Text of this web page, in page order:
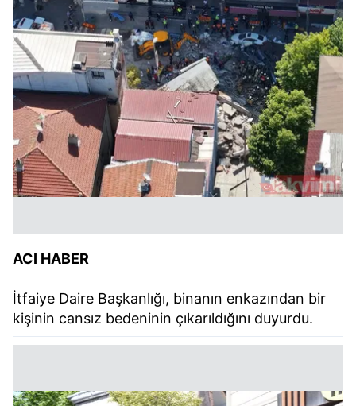
ACI HABER
İtfaiye Daire Başkanlığı, binanın enkazından bir
kişinin cansız bedeninin çıkarıldığını duyurdu.